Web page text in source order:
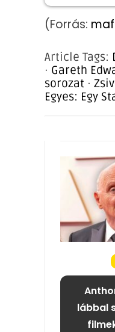
(Forrás:
Article Tags:
· Gareth
sorozat ·
Egyes: Egy
lábbal